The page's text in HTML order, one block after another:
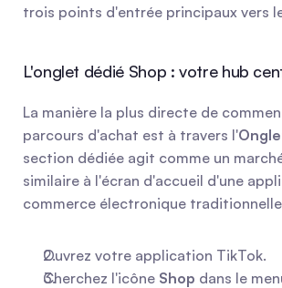
trois points d'entrée principaux vers
L'onglet dédié Shop : votre hub
La manière la plus directe de
parcours d'achat est à travers l'
section dédiée agit comme un
similaire à l'écran d'accueil d'une
commerce électronique
Ouvrez votre application TikTok.
Cherchez l'icône Shop dans le